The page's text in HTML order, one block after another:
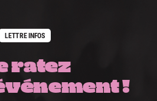
LETTRE INFOS
ratez
!